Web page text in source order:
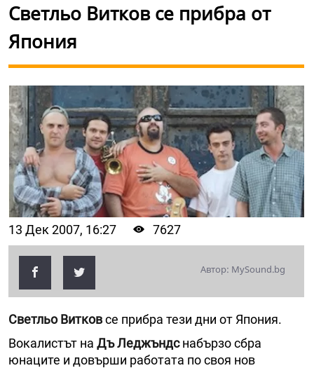
Светльо Витков се прибра от
Япония
13 Дек 2007, 16:27 7627
Автор: MySound.bg
Светльо Витковсе прибра тези дни от Япония.
Вокалистът на Дъ Леджъндснабързо сбра
юнаците и довърши работата по своя нов